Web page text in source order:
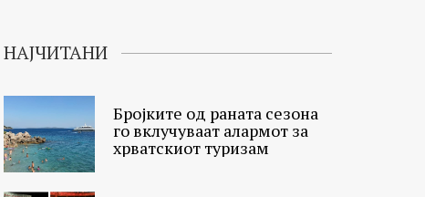
НАЈЧИТАНИ
Бројките од раната сезона
го вклучуваат алармот за
хрватскиот туризам